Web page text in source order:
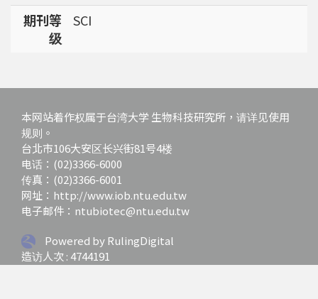
期刊等
级
SCI
本网站着作权属于台湾大学 生物科技研究所，请详见使用
规则。
台北市106大安区长兴街81号4楼
电话：(02)3366-6000
传真：(02)3366-6001
网址：http://www.iob.ntu.edu.tw
电子邮件：ntubiotec@ntu.edu.tw
Powered by RulingDigital
造访人次 : 4744191